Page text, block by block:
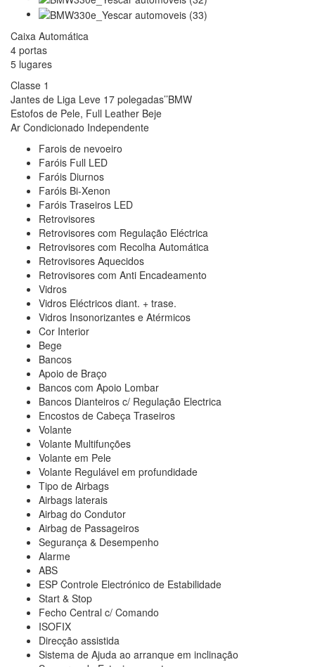
Caixa Automática
4 portas
5 lugares
Classe 1
Jantes de Liga Leve 17 polegadas’’BMW
Estofos de Pele, Full Leather Beje
Ar Condicionado Independente
Farois de nevoeiro
Faróis Full LED
Faróis Diurnos
Faróis Bi-Xenon
Faróis Traseiros LED
Retrovisores
Retrovisores com Regulação Eléctrica
Retrovisores com Recolha Automática
Retrovisores Aquecidos
Retrovisores com Anti Encadeamento
Vidros
Vidros Eléctricos diant. + trase.
Vidros Insonorizantes e Atérmicos
Cor Interior
Bege
Bancos
Apoio de Braço
Bancos com Apoio Lombar
Bancos Dianteiros c/ Regulação Electrica
Encostos de Cabeça Traseiros
Volante
Volante Multifunções
Volante em Pele
Volante Regulável em profundidade
Tipo de Airbags
Airbags laterais
Airbag do Condutor
Airbag de Passageiros
Segurança & Desempenho
Alarme
ABS
ESP Controle Electrónico de Estabilidade
Start & Stop
Fecho Central c/ Comando
ISOFIX
Direcção assistida
Sistema de Ajuda ao arranque em inclinação